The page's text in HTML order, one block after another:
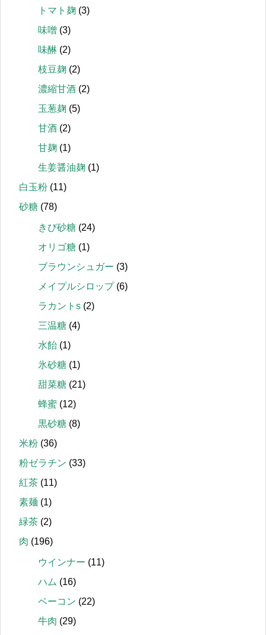
トマト麹 (3)
味噌 (3)
味醂 (2)
枝豆麹 (2)
濃縮甘酒 (2)
玉葱麹 (5)
甘酒 (2)
甘麹 (1)
生姜醤油麹 (1)
白玉粉 (11)
砂糖 (78)
きび砂糖 (24)
オリゴ糖 (1)
ブラウンシュガー (3)
メイプルシロップ(6)
ラカントs (2)
三温糖 (4)
水飴 (1)
氷砂糖 (1)
甜菜糖 (21)
蜂蜜 (12)
黒砂糖 (8)
米粉 (36)
粉ゼラチン (33)
紅茶 (11)
素麺 (1)
緑茶 (2)
肉 (196)
ウインナー (11)
ハム (16)
ベーコン (22)
牛肉 (29)